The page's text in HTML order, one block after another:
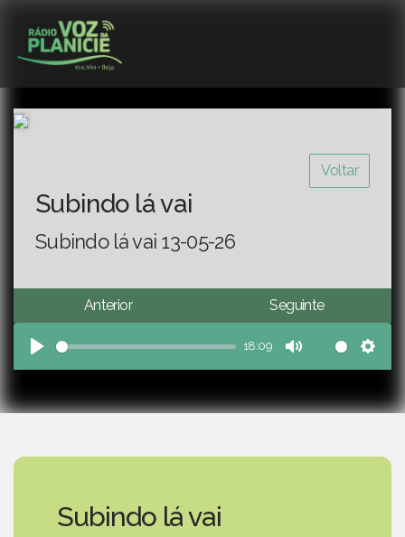
Voltar
Subindo lá vai
Subindo lá vai 13-05-26
Anterior Seguinte
Play
18:09
Mute
Subindo lá vai